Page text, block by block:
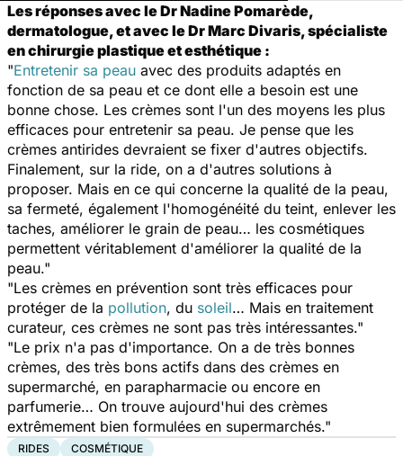
Les réponses avec le Dr Nadine Pomarède,
dermatologue, et avec le Dr Marc Divaris, spécialiste
en chirurgie plastique et esthétique :
"Entretenir sa peau avec des produits adaptés en
fonction de sa peau et ce dont elle a besoin est une
bonne chose. Les crèmes sont l'un des moyens les plus
efficaces pour entretenir sa peau. Je pense que les
crèmes antirides devraient se fixer d'autres objectifs.
Finalement, sur la ride, on a d'autres solutions à
proposer. Mais en ce qui concerne la qualité de la peau,
sa fermeté, également l'homogénéité du teint, enlever les
taches, améliorer le grain de peau… les cosmétiques
permettent véritablement d'améliorer la qualité de la
peau."
"Les crèmes en prévention sont très efficaces pour
protéger de la pollution, du soleil… Mais en traitement
curateur, ces crèmes ne sont pas très intéressantes."
"Le prix n'a pas d'importance. On a de très bonnes
crèmes, des très bons actifs dans des crèmes en
supermarché, en parapharmacie ou encore en
parfumerie… On trouve aujourd'hui des crèmes
extrêmement bien formulées en supermarchés."
RIDES COSMÉTIQUE